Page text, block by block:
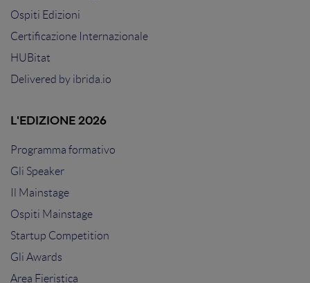
Ospiti Edizioni
Certificazione Internazionale
HUBitat
Delivered by ibrida.io
L'EDIZIONE 2026
Programma formativo
Gli Speaker
Il Mainstage
Ospiti Mainstage
Startup Competition
Gli Awards
Area Fieristica